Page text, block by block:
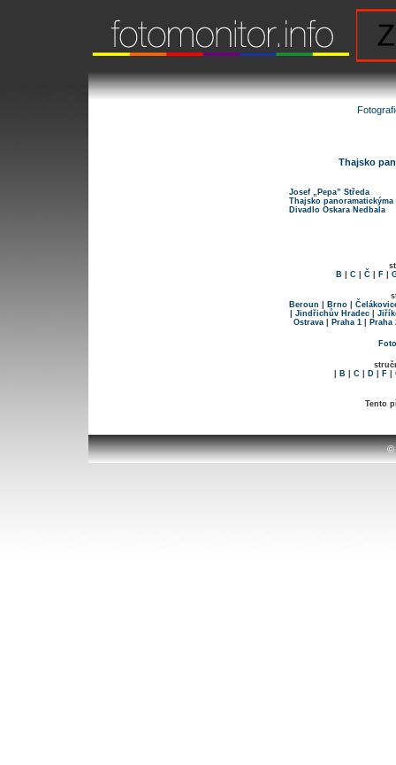
Thajsko
Josef „Pepa” Středa
Thajsko panoramatickýma
Divadlo Oskara Nedbala
B
C Č F|
Beroun
Brno
Jindřichův Hradec
Ostrava
Praha 1 Praha
B C D| F|
Tento
©